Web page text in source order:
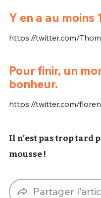
Y en a au moins
https://twitter.com/
Pour finir, un
bonheur.
https://twitter.com/
Il n’est pas trop tard
mousse !
Partager